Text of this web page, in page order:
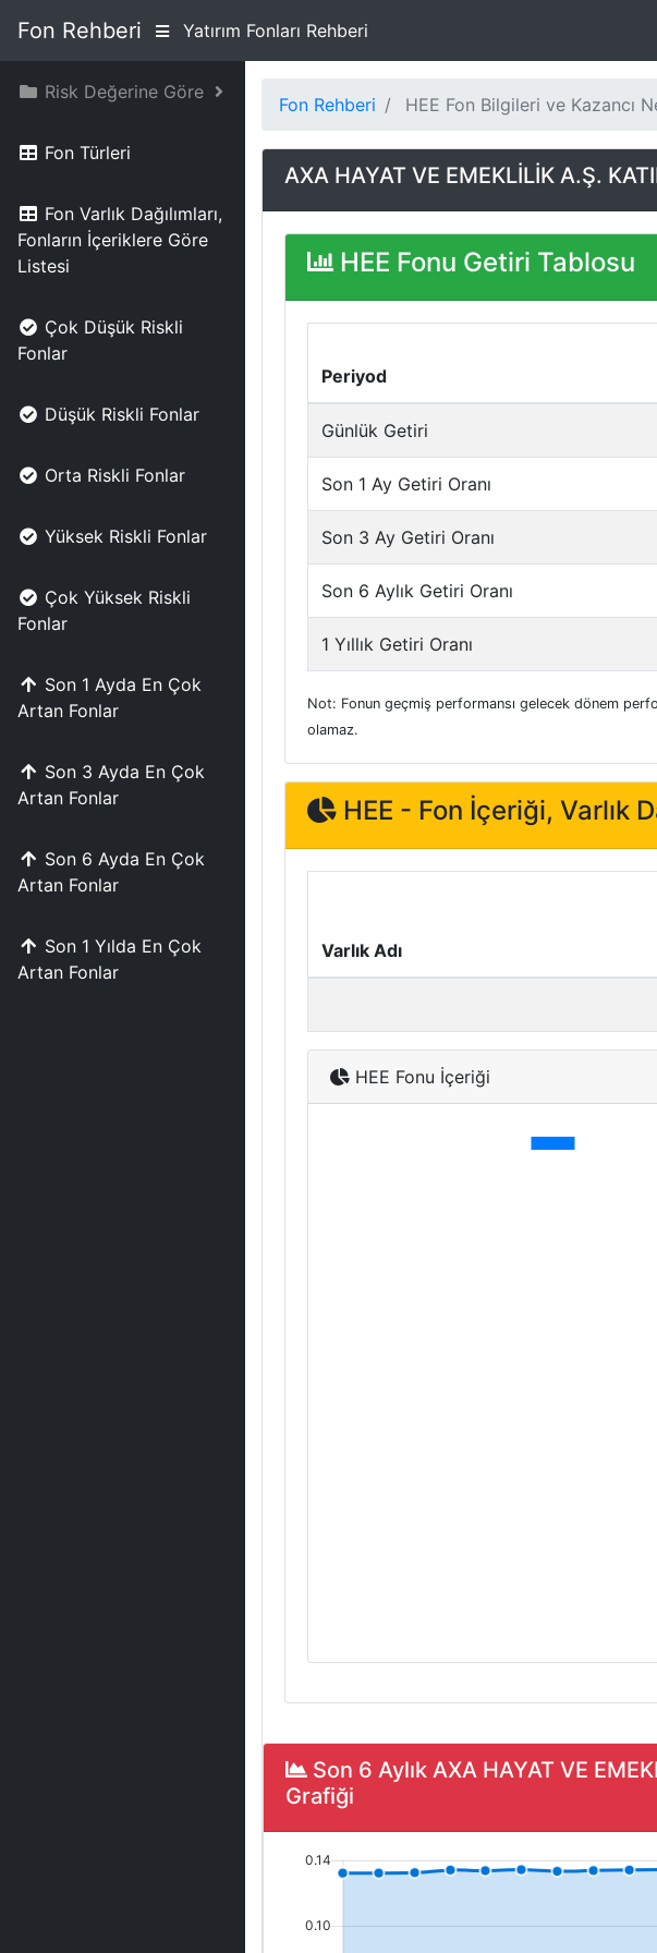
Fon Rehberi Yatırım Fonları Rehberi
Risk Değerine Göre
Fon Türleri
Fon Varlık Dağılımları,
Fonların İçeriklere Göre
Listesi
Çok Düşük Riskli
Fonlar
Düşük Riskli Fonlar
Orta Riskli Fonlar
Yüksek Riskli Fonlar
Çok Yüksek Riskli
Fonlar
Son 1 Ayda En Çok
Artan Fonlar
Son 3 Ayda En Çok
Artan Fonlar
Son 6 Ayda En Çok
Artan Fonlar
Son 1 Yılda En Çok
Artan Fonlar
Fon Rehberi HEE Fon Bilgileri ve Kazancı
AXA HAYAT VE EMEKLİLİK A.Ş.
HEE Fonu Getiri Tablosu
Periyod
Günlük Getiri
Son 1 Ay Getiri Oranı
Son 3 Ay Getiri Oranı
Son 6 Aylık Getiri Oranı
1 Yıllık Getiri Oranı
Not: Fonun geçmiş performansı gelecek dönem
olamaz.
HEE - Fon İçeriği, Varlık
Varlık Adı
HEE Fonu İçeriği
Son 6 Aylık AXA HAYAT VE
Grafiği